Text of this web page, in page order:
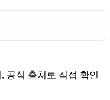
공식 출처로 직접 확인